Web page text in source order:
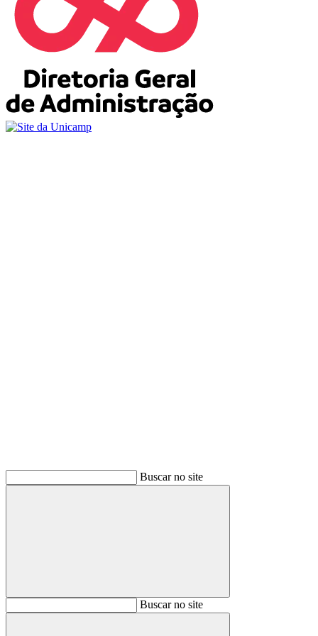
Buscar no site
BuscarBuscar no site